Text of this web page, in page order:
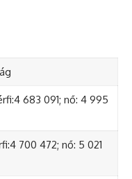
683 091; nő: 4 995
700 472; nő: 5 021